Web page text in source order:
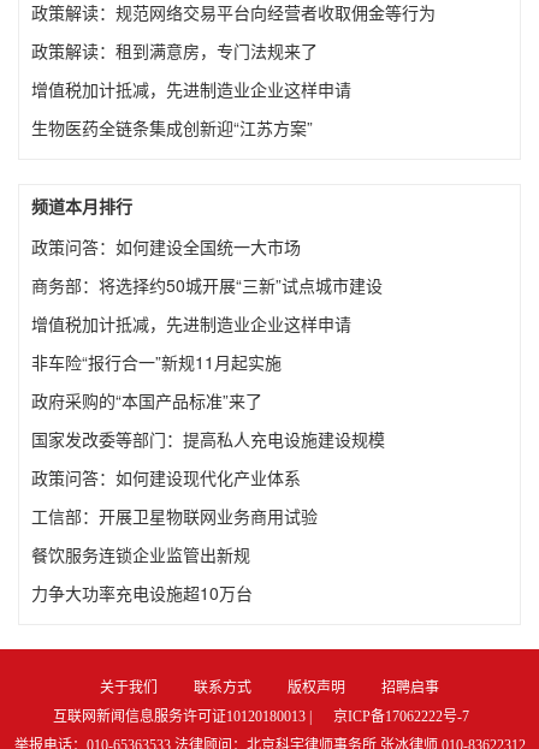
政策解读：规范网络交易平台向经营者收取佣金等行为
政策解读：租到满意房，专门法规来了
增值税加计抵减，先进制造业企业这样申请
生物医药全链条集成创新迎“江苏方案”
频道本月排行
政策问答：如何建设全国统一大市场
商务部：将选择约50城开展“三新”试点城市建设
增值税加计抵减，先进制造业企业这样申请
非车险“报行合一”新规11月起实施
政府采购的“本国产品标准”来了
国家发改委等部门：提高私人充电设施建设规模
政策问答：如何建设现代化产业体系
工信部：开展卫星物联网业务商用试验
餐饮服务连锁企业监管出新规
力争大功率充电设施超10万台
关于我们 联系方式 版权声明
招聘启事
互联网新闻信息服务许可证10120180013 |
京ICP备17062222号-7
举报电话：010-65363533 法律顾问：北京科宇律师事务所 张冰律师 010-83622312